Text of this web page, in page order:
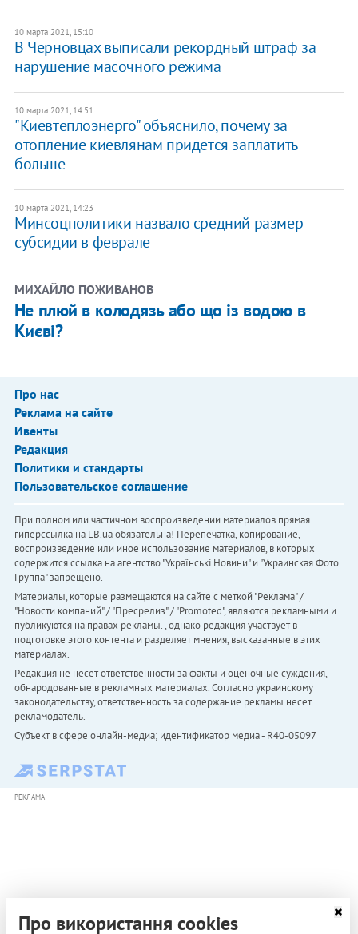
10 марта 2021, 15:10
В Черновцах выписали рекордный штраф за
нарушение масочного режима
10 марта 2021, 14:51
"Киевтеплоэнерго" объяснило, почему за
отопление киевлянам придется заплатить
больше
10 марта 2021, 14:23
Минсоцполитики назвало средний размер
субсидии в феврале
МИХАЙЛО ПОЖИВАНОВ
Не плюй в колодязь або що із водою в
Києві?
Про нас
Реклама на сайте
Ивенты
Редакция
Политики и стандарты
Пользовательское соглашение
При полном или частичном воспроизведении материалов прямая
гиперссылка на LB.ua обязательна! Перепечатка, копирование,
воспроизведение или иное использование материалов, в которых
содержится ссылка на агентство "Українськi Новини" и "Украинская Фото
Группа" запрещено.
Материалы, которые размещаются на сайте с меткой "Реклама" /
"Новости компаний" / "Пресрелиз" / "Promoted", являются рекламными и
публикуются на правах рекламы. , однако редакция участвует в
подготовке этого контента и разделяет мнения, высказанные в этих
материалах.
Редакция не несет ответственности за факты и оценочные суждения,
обнародованные в рекламных материалах. Согласно украинскому
законодательству, ответственность за содержание рекламы несет
рекламодатель.
Субъект в сфере онлайн-медиа; идентификатор медиа - R40-05097
РЕКЛАМА
Про використання cookies